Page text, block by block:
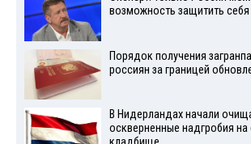
возможность защитить себя
Порядок получения
россиян за границей
В Нидерландах начали
оскверненные надгробия на